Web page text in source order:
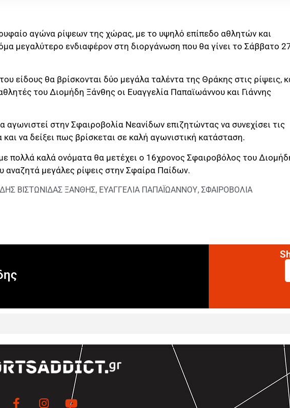
αγώνα ρίψεων της χώρας, με το υψηλό επίπεδο αθλητών και
μεγαλύτερο ενδιαφέρον στη διοργάνωση που θα γίνει το Σάββατο
είδους θα βρίσκονται δύο μεγάλα ταλέντα της Θράκης στις ρίψεις,
του Διομήδη Ξάνθης οι Ευαγγελία Παπαϊωάννου και Γιάννης
στην Σφαιροβολία Νεανίδων επιζητώντας να συνεχίσει τις
να δείξει πως βρίσκεται σε καλή αγωνιστική κατάσταση.
πολλά καλά ονόματα θα μετέχει ο 16χρονος Σφαιροβόλος του
αναζητά μεγάλες ρίψεις στην Σφαίρα Παίδων.
ΒΙΣΤΩΝΙΔΑΣ ΞΑΝΘΗΣ, ΕΥΑΓΓΕΛΙΑ ΠΑΠΑΪΩΑΝΝΟΥ, ΣΦΑΙΡΟΒΟΛΙΑ